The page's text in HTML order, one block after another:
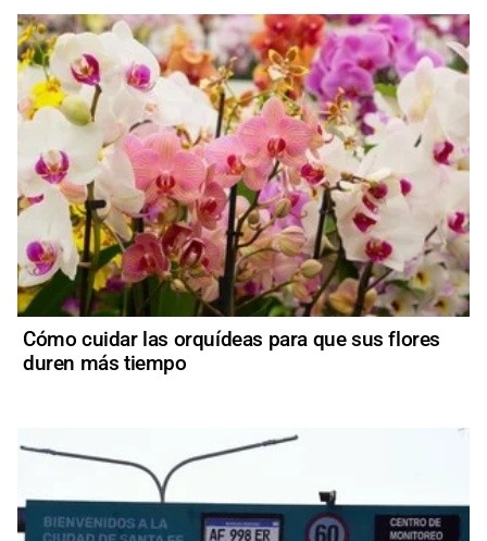
Cómo cuidar las orquídeas para que sus flores
duren más tiempo